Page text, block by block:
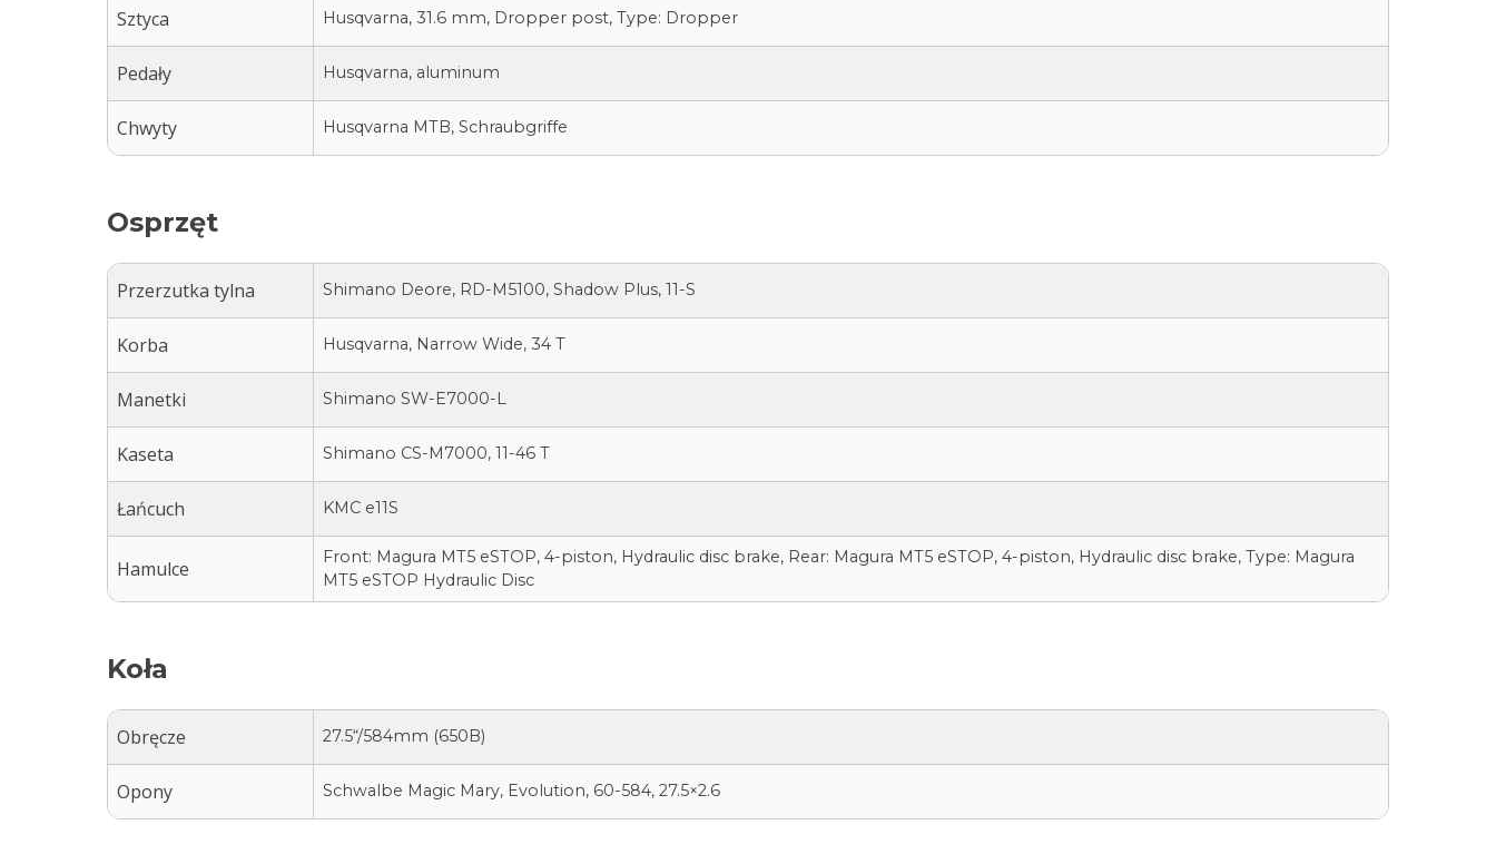
Sztyca Husqvarna, 31.6 mm, Dropper post, Type: Dropper
Pedały Husqvarna, aluminum
Chwyty Husqvarna MTB, Schraubgriffe
Osprzęt
Przerzutka tylna Shimano Deore, RD-M5100, Shadow Plus, 11-S
Korba Husqvarna, Narrow Wide, 34 T
Manetki Shimano SW-E7000-L
Kaseta Shimano CS-M7000, 11-46 T
Łańcuch KMC e11S
Hamulce
Front: Magura MT5 eSTOP, 4-piston, Hydraulic disc brake, Rear: Magura MT5 eSTOP, 4-piston, Hydraulic disc brake, Type: Magura
MT5 eSTOP Hydraulic Disc
Koła
Obręcze 27.5“/584mm (650B)
Opony Schwalbe Magic Mary, Evolution, 60-584, 27.5×2.6